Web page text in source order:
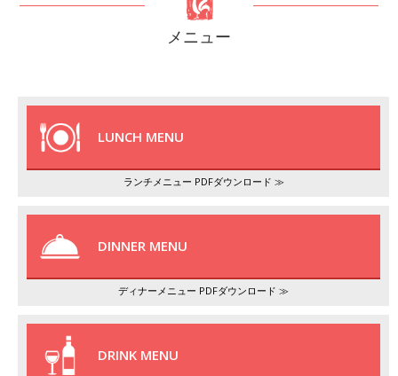
メニュー
LUNCH MENU
ランチメニュー PDFダウンロード ≫
DINNER MENU
ディナーメニュー PDFダウンロード ≫
DRINK MENU